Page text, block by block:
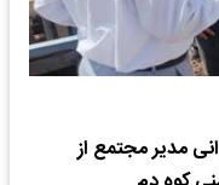
مدیر مجتمع از